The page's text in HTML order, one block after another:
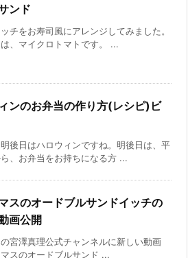
ンド
チをお寿司風にアレンジしてみました。
、マイクロトマトです。 ...
ンのお弁当の作り方(レシピ)ビ
後日はハロウィンですね。明後日は、平
、お弁当をお持ちになる方 ...
スのオードブルサンドイッチの
画公開
宮澤真理公式チャンネルに新しい動画
マスのオードブルサンド ...